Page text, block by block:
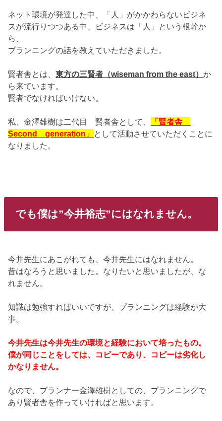
ネット環境が発達した中、「人」がかかわらないビジネ
スが流行りつつある中、ビジネスは「人」という根幹か
ら、
プランニングの話を教えていただきました。
賢者舎とは、東方の三賢者（wiseman from the east）か
ら来ています。
賢者でなければいけない。
私、金澤雄樹は二代目 賢者舎として、
「賢者舎
Second generation」 として活動させていただくことに
なりました。
でも僕は”今井裕志”にはなれません。
今井先生にあこがれても、今井先生にはなれません。
昔はなろうと思いました。なりたいと思いましたが、な
れません。
知識は勉強すればいいですが、プランニングは経験が大
事。
今井先生は今井先生の環境と経験において培ったもの。
僕が同じことをしては、コピーであり、コピーは劣化し
かなりません。
なので、プランナー金澤雄樹としての、プランニングで
あり賢者舎を作っていければと思います。